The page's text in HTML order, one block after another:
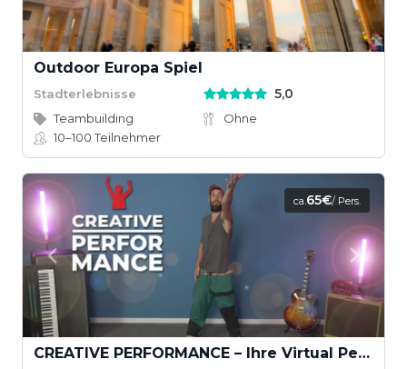
Outdoor Europa Spiel
Stadterlebnisse 5,0
Teambuilding
Ohne
10–100Teilnehmer
ca.65€/ Pers.
CREATIVE PERFORMANCE – Ihre Virtual Performance mit Musikvideodreh